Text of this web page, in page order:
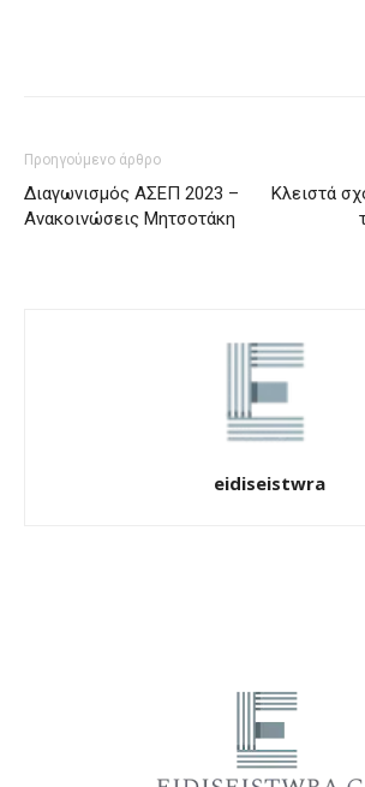
Προηγούμενο άρθρο
Διαγωνισμός ΑΣΕΠ 2023 –
Ανακοινώσεις Μητσοτάκη
Κλειστά
eidiseistwra